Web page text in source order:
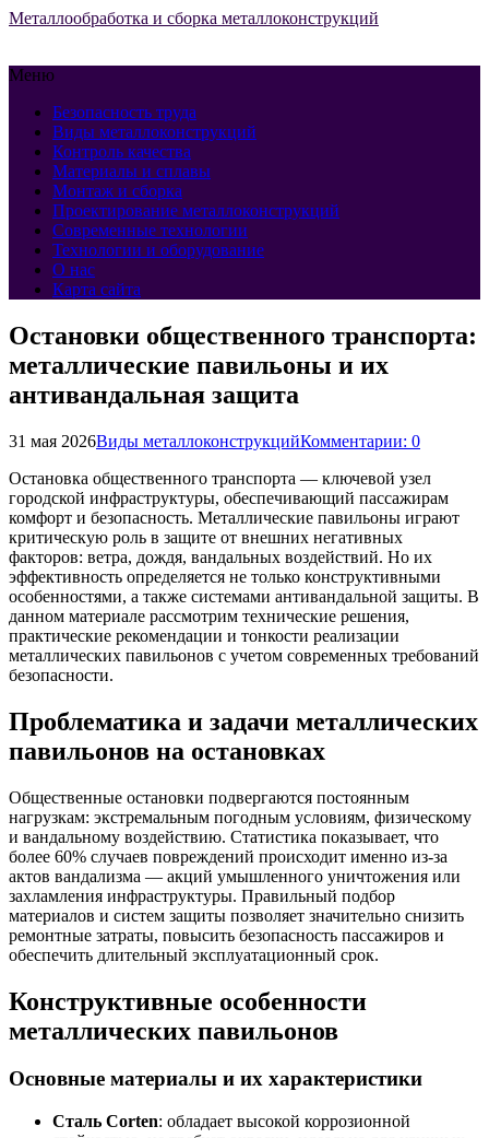
Металлообработка и сборка металлоконструкций
Меню
Безопасность труда
Виды металлоконструкций
Контроль качества
Материалы и сплавы
Монтаж и сборка
Проектирование металлоконструкций
Современные технологии
Технологии и оборудование
О нас
Карта сайта
Остановки общественного транспорта:
металлические павильоны и их
антивандальная защита
31 мая 2026Виды металлоконструкцийКомментарии: 0
Остановка общественного транспорта — ключевой узел
городской инфраструктуры, обеспечивающий пассажирам
комфорт и безопасность. Металлические павильоны играют
критическую роль в защите от внешних негативных
факторов: ветра, дождя, вандальных воздействий. Но их
эффективность определяется не только конструктивными
особенностями, а также системами антивандальной защиты. В
данном материале рассмотрим технические решения,
практические рекомендации и тонкости реализации
металлических павильонов с учетом современных требований
безопасности.
Проблематика и задачи металлических
павильонов на остановках
Общественные остановки подвергаются постоянным
нагрузкам: экстремальным погодным условиям, физическому
и вандальному воздействию. Статистика показывает, что
более 60% случаев повреждений происходит именно из-за
актов вандализма — акций умышленного уничтожения или
захламления инфраструктуры. Правильный подбор
материалов и систем защиты позволяет значительно снизить
ремонтные затраты, повысить безопасность пассажиров и
обеспечить длительный эксплуатационный срок.
Конструктивные особенности
металлических павильонов
Основные материалы и их характеристики
Сталь Corten: обладает высокой коррозионной